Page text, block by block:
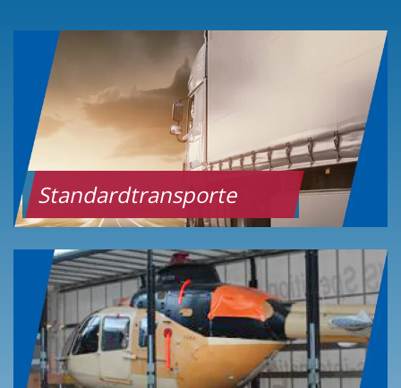
Standardtransporte